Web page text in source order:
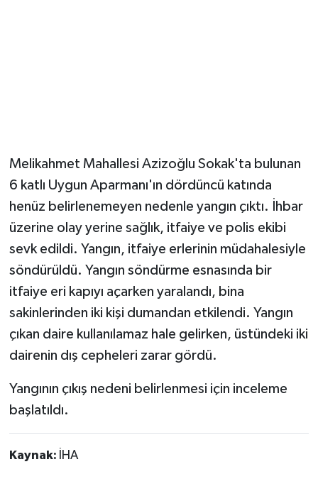
Melikahmet Mahallesi Azizoğlu Sokak'ta bulunan
6 katlı Uygun Aparmanı'ın dördüncü katında
henüz belirlenemeyen nedenle yangın çıktı. İhbar
üzerine olay yerine sağlık, itfaiye ve polis ekibi
sevk edildi. Yangın, itfaiye erlerinin müdahalesiyle
söndürüldü. Yangın söndürme esnasında bir
itfaiye eri kapıyı açarken yaralandı, bina
sakinlerinden iki kişi dumandan etkilendi. Yangın
çıkan daire kullanılamaz hale gelirken, üstündeki iki
dairenin dış cepheleri zarar gördü.
Yangının çıkış nedeni belirlenmesi için inceleme
başlatıldı.
Kaynak: İHA